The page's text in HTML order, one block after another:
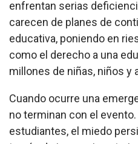
enfrentan serias
carecen de planes de
educativa, poniendo en
como el derecho a una
millones de niñas, niños y
Cuando ocurre una
no terminan con el
estudiantes, el miedo